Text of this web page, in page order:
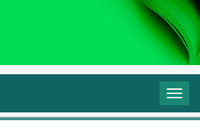
Vol. 8 Núm. 2 (2020): Docencias,